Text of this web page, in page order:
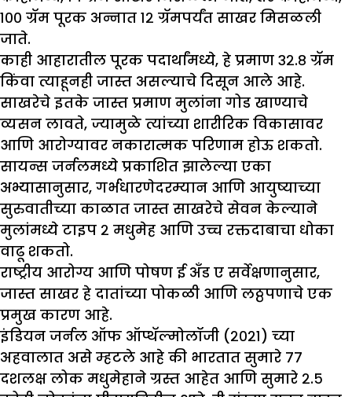
१०० ग्रॅम पूरक अन्नात १२ ग्रॅमपर्यंत साखर मिसळली
जाते.
काही आहारातील पूरक पदार्थांमध्ये, हे प्रमाण ३२.८ ग्रॅम
किंवा त्याहूनही जास्त असल्याचे दिसून आले आहे.
साखरेचे इतके जास्त प्रमाण मुलांना गोड खाण्याचे
व्यसन लावते, ज्यामुळे त्यांच्या शारीरिक विकासावर
आणि आरोग्यावर नकारात्मक परिणाम होऊ शकतो.
सायन्स जर्नलमध्ये प्रकाशित झालेल्या एका
अभ्यासानुसार, गर्भधारणेदरम्यान आणि आयुष्याच्या
सुरुवातीच्या काळात जास्त साखरेचे सेवन केल्याने
मुलांमध्ये टाइप २ मधुमेह आणि उच्च रक्तदाबाचा धोका
वाढू शकतो.
राष्ट्रीय आरोग्य आणि पोषण ई अँड ए सर्वेक्षणानुसार,
जास्त साखर हे दातांच्या पोकळी आणि लठ्ठपणाचे एक
प्रमुख कारण आहे.
इंडियन जर्नल ऑफ ऑप्थॅल्मोलॉजी (२०२१) च्या
अहवालात असे म्हटले आहे की भारतात सुमारे ७७
दशलक्ष लोक मधुमेहाने ग्रस्त आहेत आणि सुमारे २.५